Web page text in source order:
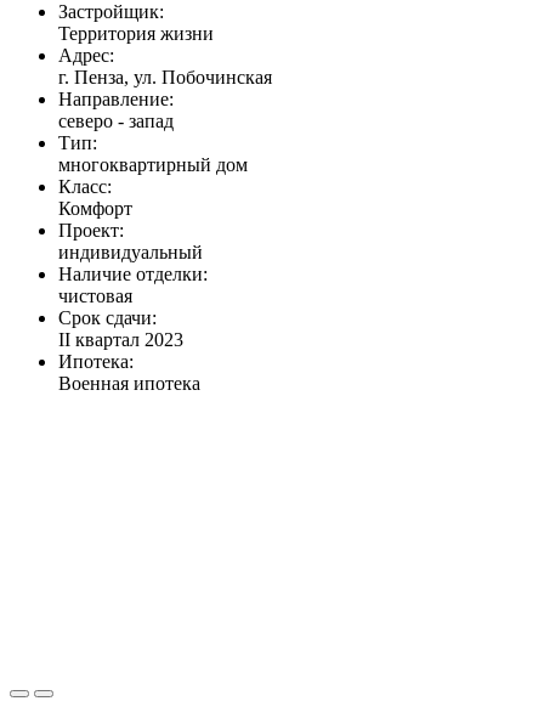
Застройщик:
Территория жизни
Адрес:
г. Пенза, ул. Побочинская
Направление:
северо - запад
Тип:
многоквартирный дом
Класс:
Комфорт
Проект:
индивидуальный
Наличие отделки:
чистовая
Срок сдачи:
II квартал 2023
Ипотека:
Военная ипотека